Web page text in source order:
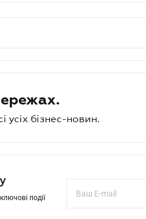
усіх бізнес-новин.
події